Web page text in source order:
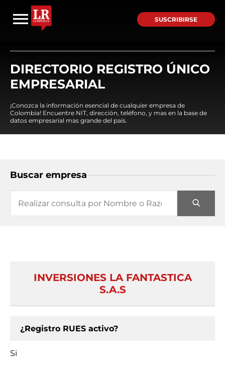
SUSCRIBIRSE
DIRECTORIO REGISTRO ÚNICO
EMPRESARIAL
¡Conozca la información esencial de cualquier empresa de
Colombia! Encuentre NIT, dirección, teléfono, y mas en la base de
datos empresarial mas grande del país.
Buscar empresa
INVERSIONES LA FANTASTICA
S.A.S
¿Registro RUES activo?
Si